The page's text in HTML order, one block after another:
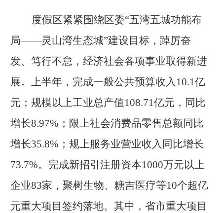
度假区紧紧围绕区委“五湾五城功能布
局——灵山湾生态城”建设目标，踔厉奋
发、笃行不怠，经济社会各项事业取得新进
展。上半年，完成一般公共预算收入10.1亿
元；规模以上工业总产值108.71亿元，同比
增长8.97%；限上社会消费品零售总额同比
增长35.8%；规上服务业营业收入同比增长
73.7%。完成新招引注册资本1000万元以上
企业83家，聚树生物、糖吉医疗等10个超亿
元重大项目签约落地。其中，省市重大项目